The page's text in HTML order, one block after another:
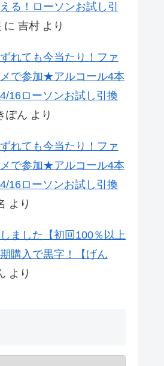
る！ローソンお試し引
に 吉村 より
れても今当たり！ファ
で参加★アルコール4本
16ローソンお試し引換
ぽん より
れても今当たり！ファ
で参加★アルコール4本
16ローソンお試し引換
より
ました【初回100％以上
購入で黒字！【げん
より